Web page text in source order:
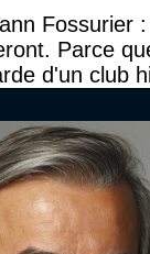
Fossurier
Parce
d'un club